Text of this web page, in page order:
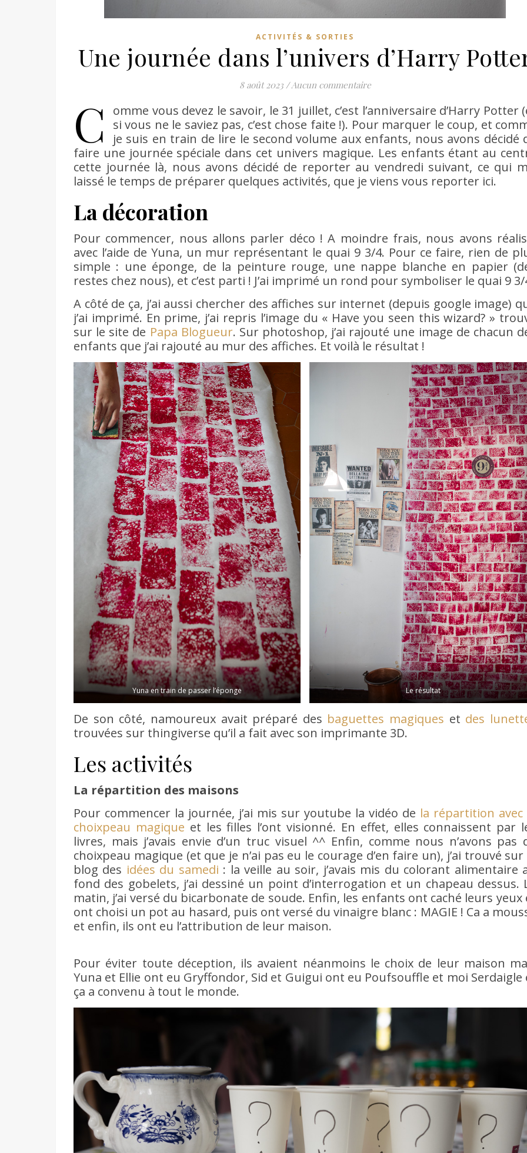
ACTIVITÉS & SORTIES
Une journée dans l’univers d’Harry
8 août 2023 /Aucun commentaire
C
omme vous devez le savoir, le 31 juillet, c’est l’anniversaire d’Harry Potter
si vous ne le saviez pas, c’est chose faite !). Pour marquer le coup, et
je suis en train de lire le second volume aux enfants, nous avons décidé
faire une journée spéciale dans cet univers magique. Les enfants étant au
cette journée là, nous avons décidé de reporter au vendredi suivant, ce qui
laissé le temps de préparer quelques activités, que je viens vous reporter ici.
La décoration
Pour commencer, nous allons parler déco ! A moindre frais, nous avons
avec l’aide de Yuna, un mur représentant le quai 9 3/4. Pour ce faire, rien de
simple : une éponge, de la peinture rouge, une nappe blanche en papier
restes chez nous), et c’est parti ! J’ai imprimé un rond pour symboliser le quai 9 3/
A côté de ça, j’ai aussi chercher des affiches sur internet (depuis google image)
j’ai imprimé. En prime, j’ai repris l’image du « Have you seen this wizard? »
sur le site de Papa Blogueur. Sur photoshop, j’ai rajouté une image de chacun
enfants que j’ai rajouté au mur des affiches. Et voilà le résultat !
Yuna en train de passer l’éponge Le résultat
De son côté, namoureux avait préparé des baguettes magiques et des
trouvées sur thingiverse qu’il a fait avec son imprimante 3D.
Les activités
La répartition des maisons
Pour commencer la journée, j’ai mis sur youtube la vidéo de la répartition avec
choixpeau magique et les filles l’ont visionné. En effet, elles connaissent par
livres, mais j’avais envie d’un truc visuel ^^ Enfin, comme nous n’avons pas
choixpeau magique (et que je n’ai pas eu le courage d’en faire un), j’ai trouvé sur
blog des idées du samedi : la veille au soir, j’avais mis du colorant alimentaire
fond des gobelets, j’ai dessiné un point d’interrogation et un chapeau dessus.
matin, j’ai versé du bicarbonate de soude. Enfin, les enfants ont caché leurs yeux
ont choisi un pot au hasard, puis ont versé du vinaigre blanc : MAGIE ! Ca a
et enfin, ils ont eu l’attribution de leur maison.
Pour éviter toute déception, ils avaient néanmoins le choix de leur maison
Yuna et Ellie ont eu Gryffondor, Sid et Guigui ont eu Poufsouffle et moi Serdaigle
ça a convenu à tout le monde.